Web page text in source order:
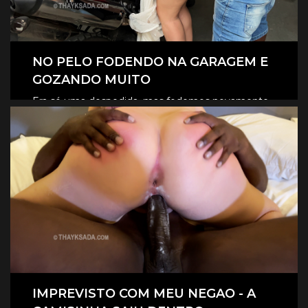
NO PELO FODENDO NA GARAGEM E
GOZANDO MUITO
Era só uma despedida, mas fodemos novamente
na garagem, e claro que foi no pelo, eles
revesaram gozar dentro de mim.
CLIQUE AQUI E ASSISTA
IMPREVISTO COM MEU NEGAO - A